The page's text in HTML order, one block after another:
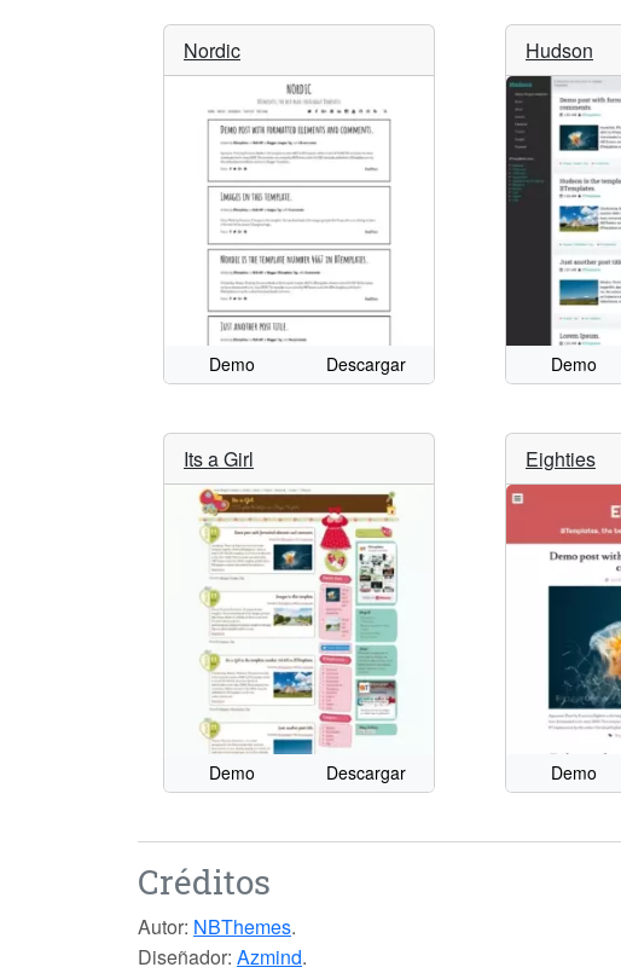
Nordic
Demo Descargar
Hudson
Demo
Its a Girl
Demo Descargar
Eighties
Demo
Créditos
Autor: NBThemes.
Diseñador: Azmind.